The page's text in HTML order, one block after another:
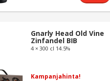
Gnarly Head Old Vine
Zinfandel BIB
4 × 300 cl 14.5%
Kampanjahinta!